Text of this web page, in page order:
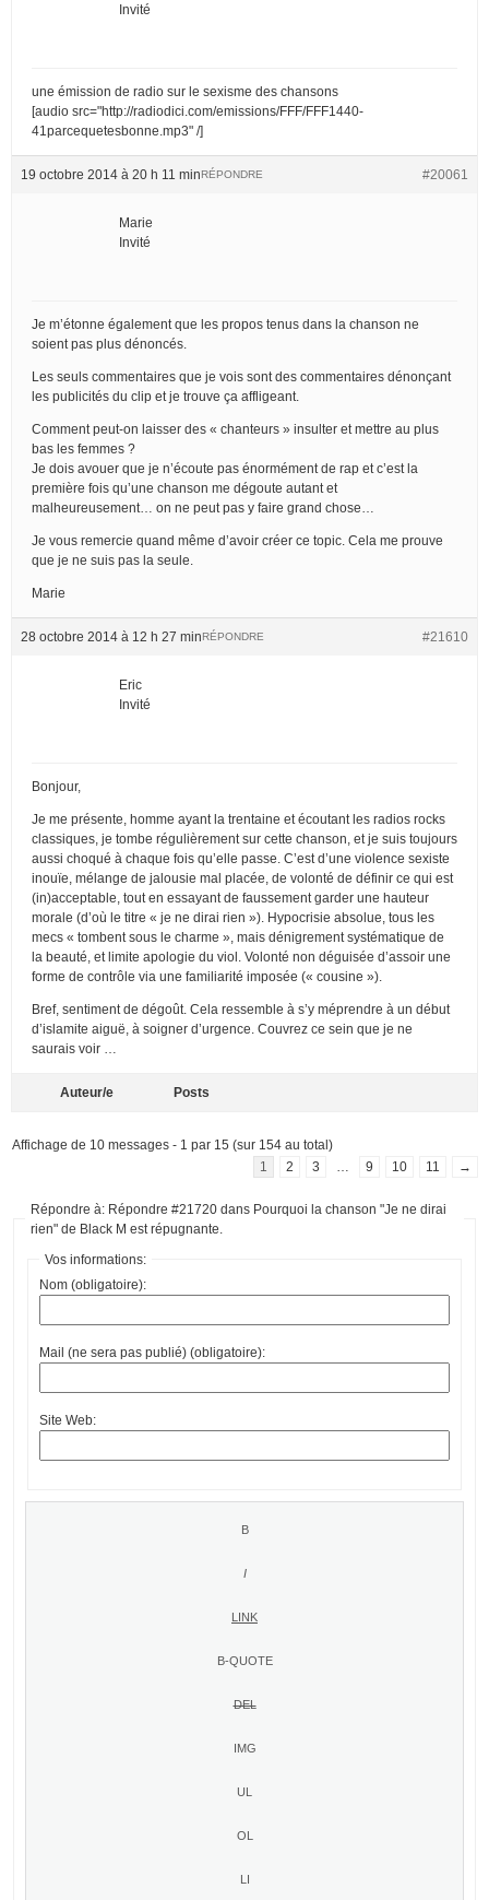
Invité
une émission de radio sur le sexisme des chansons
[audio src="http://radiodici.com/emissions/FFF/FFF1440-
41parcequetesbonne.mp3" /]
19 octobre 2014 à 20 h 11 min #20061
RÉPONDRE
Marie
Invité
Je m’étonne également que les propos tenus dans la chanson ne
soient pas plus dénoncés.
Les seuls commentaires que je vois sont des commentaires dénonçant
les publicités du clip et je trouve ça affligeant.
Comment peut-on laisser des « chanteurs » insulter et mettre au plus
bas les femmes ?
Je dois avouer que je n’écoute pas énormément de rap et c’est la
première fois qu’une chanson me dégoute autant et
malheureusement… on ne peut pas y faire grand chose…
Je vous remercie quand même d’avoir créer ce topic. Cela me prouve
que je ne suis pas la seule.
Marie
28 octobre 2014 à 12 h 27 min #21610
RÉPONDRE
Eric
Invité
Bonjour,
Je me présente, homme ayant la trentaine et écoutant les radios rocks
classiques, je tombe régulièrement sur cette chanson, et je suis toujours
aussi choqué à chaque fois qu’elle passe. C’est d’une violence sexiste
inouïe, mélange de jalousie mal placée, de volonté de définir ce qui est
(in)acceptable, tout en essayant de faussement garder une hauteur
morale (d’où le titre « je ne dirai rien »). Hypocrisie absolue, tous les
mecs « tombent sous le charme », mais dénigrement systématique de
la beauté, et limite apologie du viol. Volonté non déguisée d’assoir une
forme de contrôle via une familiarité imposée (« cousine »).
Bref, sentiment de dégoût. Cela ressemble à s’y méprendre à un début
d’islamite aiguë, à soigner d’urgence. Couvrez ce sein que je ne
saurais voir …
Auteur/e Posts
Affichage de 10 messages - 1 par 15 (sur 154 au total)
1
2 3 9 10 11 →
Répondre à: Répondre #21720 dans Pourquoi la chanson "Je ne dirai
rien" de Black M est répugnante.
Vos informations:
Nom (obligatoire):
Mail (ne sera pas publié) (obligatoire):
Site Web: